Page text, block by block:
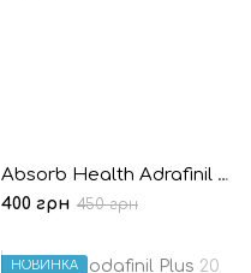
Absorb Health Adrafinil 300mg 10 капсул (Пробник)
400 грн 450 грн
НОВИНКА